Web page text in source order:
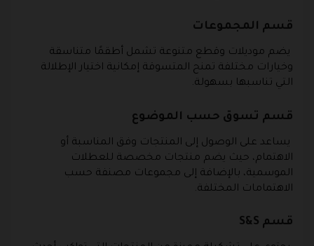
قسم المجموعات
يضم موديلات وقطع متنوعة تشمل أطقمًا متناسقة
وخيارات مختلفة تمنح المتسوقة إمكانية اختيار الإطلالة
التي تناسبها بسهولة.
قسم تسوق حسب الموضوع
يساعد على الوصول إلى المنتجات وفق المناسبة أو
الاهتمام، حيث يضم منتجات مخصصة للعطلات
الموسمية، بالإضافة إلى مجموعات مصنفة حسب
الاهتمامات المختلفة.
قسم S&S